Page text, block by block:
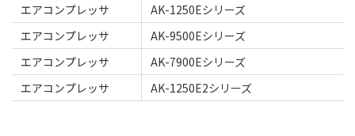
エアコンプレッサ
AK-1250Eシリーズ
エアコンプレッサ
AK-9500Eシリーズ
エアコンプレッサ
AK-7900Eシリーズ
エアコンプレッサ
AK-1250E2シリーズ